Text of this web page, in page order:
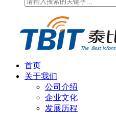
首页
关于我们
公司介绍
企业文化
发展历程